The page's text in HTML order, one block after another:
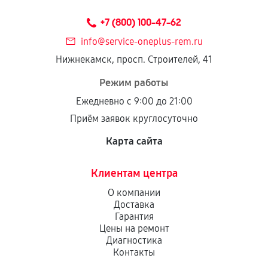
+7 (800) 100-47-62
info@service-oneplus-rem.ru
Нижнекамск, просп. Строителей, 41
Режим работы
Ежедневно с 9:00 до 21:00
Приём заявок круглосуточно
Карта сайта
Клиентам центра
О компании
Доставка
Гарантия
Цены на ремонт
Диагностика
Контакты